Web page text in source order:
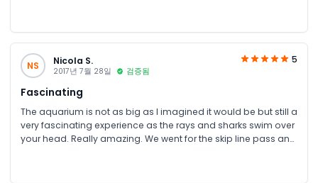
NS Nicola S.
2017년 7월 28일 검증됨
5
Fascinating
The aquarium is not as big as I imagined it would be but still a
very fascinating experience as the rays and sharks swim over
your head. Really amazing. We went for the skip line pass and